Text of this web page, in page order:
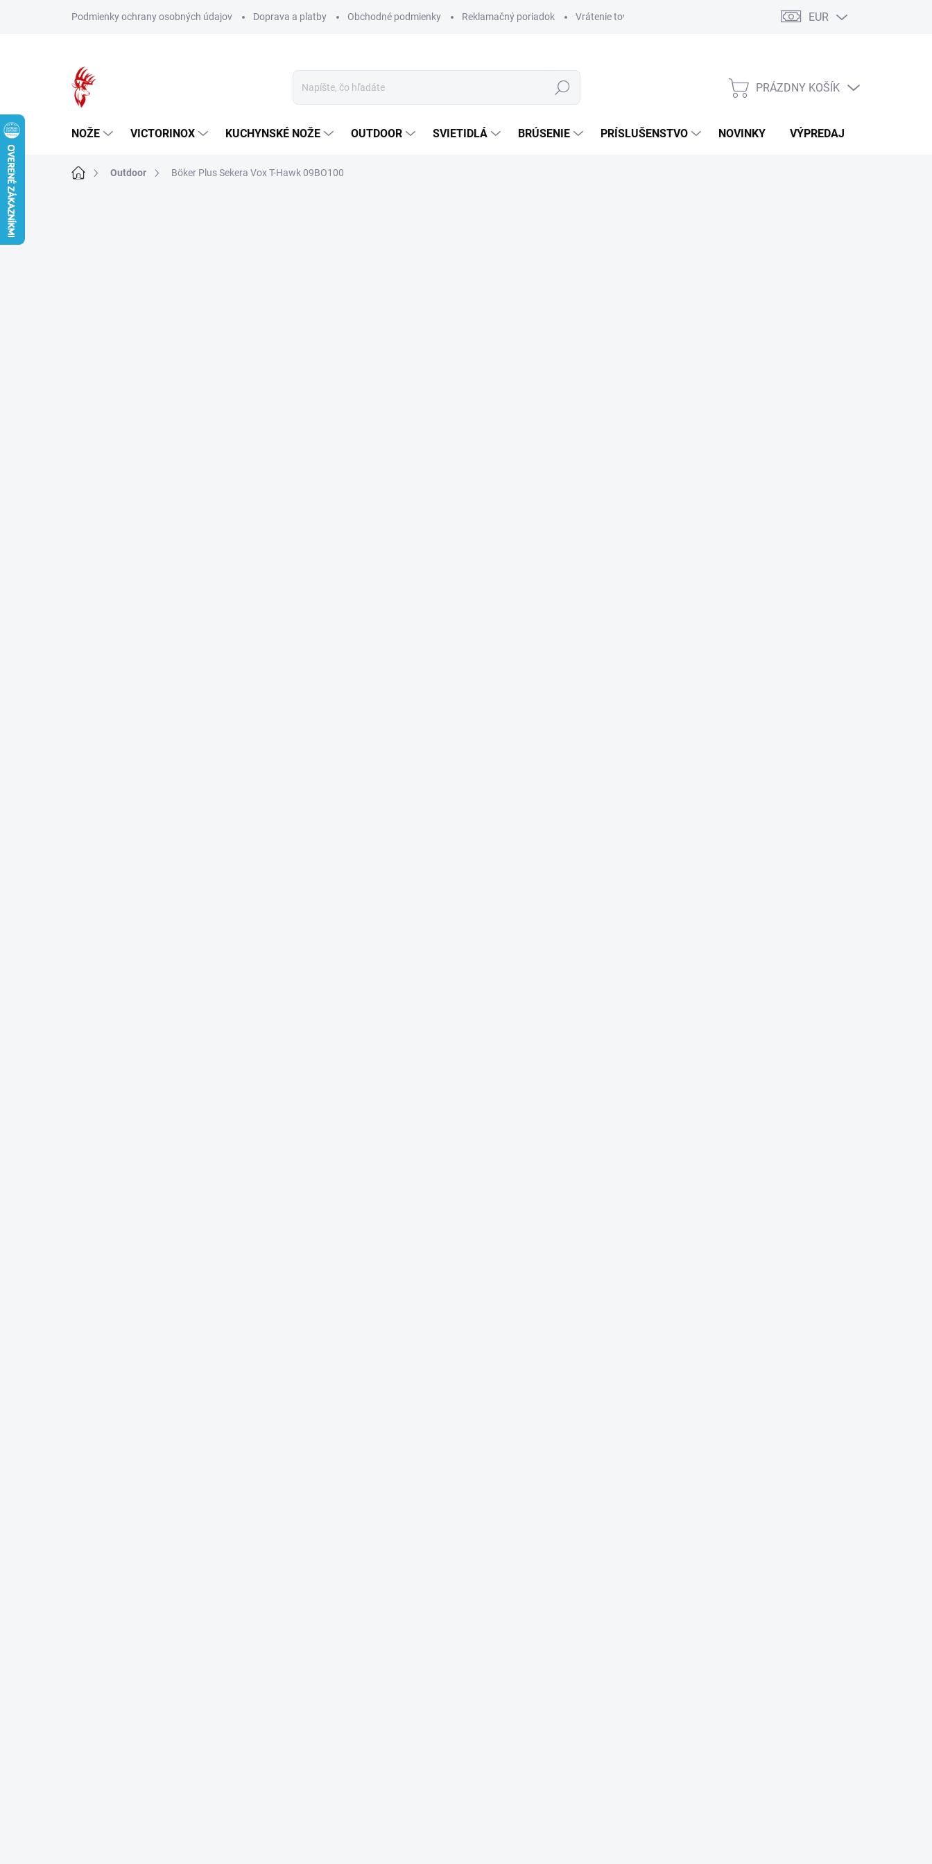
Podmienky ochrany osobných údajov Doprava a platby Obchodné podmienky Reklamačný poriadok Vrátenie tovaru EUR
Hľadať
NÁKUPNÝ
PRÁZDNY KOŠÍK
NOŽE VICTORINOX KUCHYNSKÉ NOŽE OUTDOOR SVIETIDLÁ BRÚSENIE PRÍSLUŠENSTVO NOVINKY VÝPREDAJ
DomovOutdoor Böker Plus Sekera Vox T-Hawk 09BO100